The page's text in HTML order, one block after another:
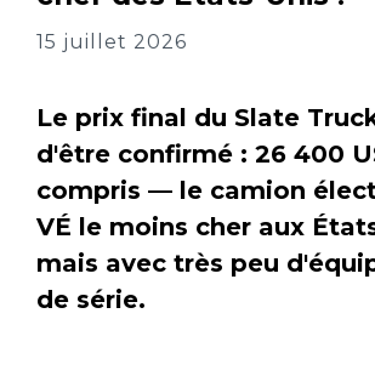
15 juillet 2026
Le prix final du Slate
d'être confirmé : 26 400
compris — le camion
VÉ le moins cher aux
mais avec très peu
de série.